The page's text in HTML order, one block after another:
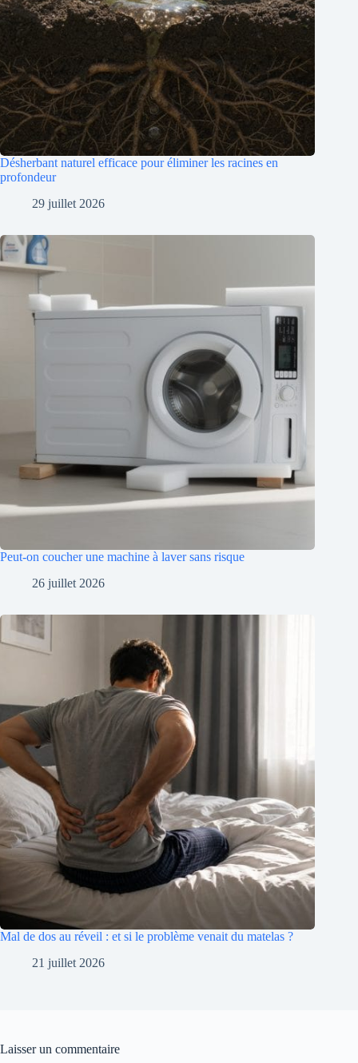
Désherbant naturel efficace pour éliminer les racines en
profondeur
29 juillet 2026
Peut-on coucher une machine à laver sans risque
26 juillet 2026
Mal de dos au réveil : et si le problème venait du matelas ?
21 juillet 2026
Laisser un commentaire